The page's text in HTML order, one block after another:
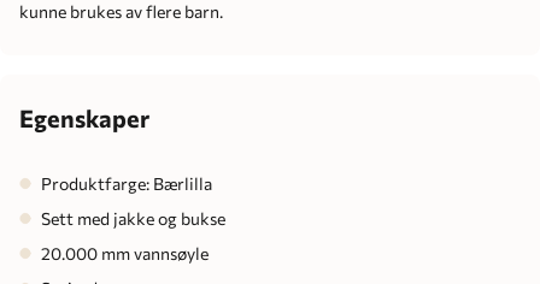
kunne brukes av flere barn.
Egenskaper
Produktfarge: Bærlilla
Sett med jakke og bukse
20.000 mm vannsøyle